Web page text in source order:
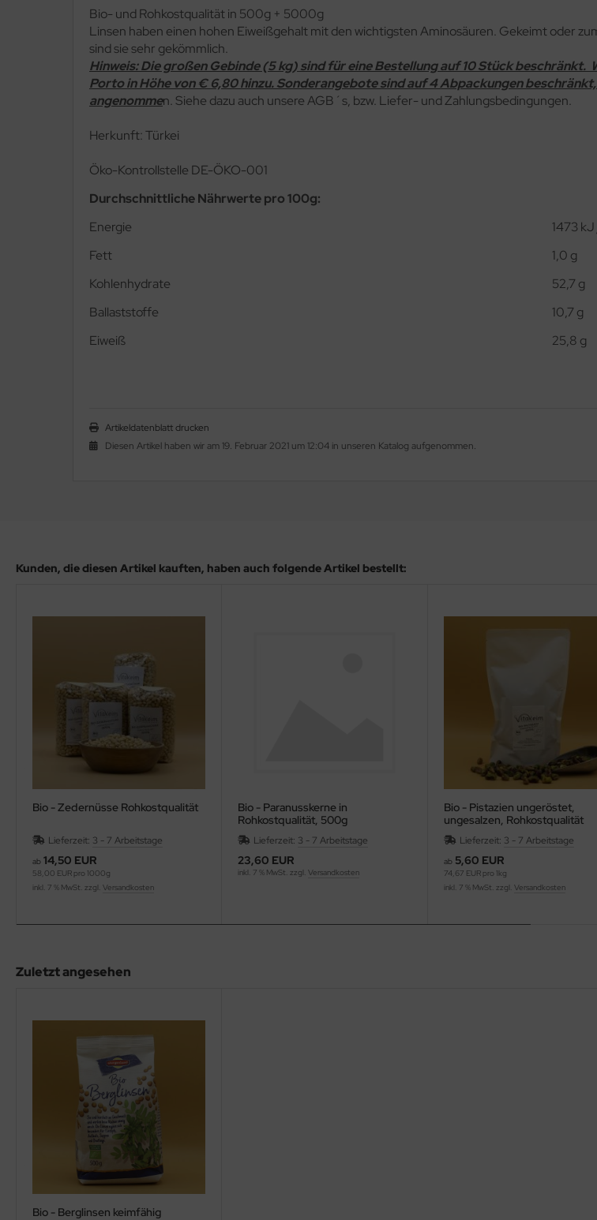
Bio- und Rohkostqualität in 500g + 5000g
Linsen haben einen hohen Eiweißgehalt mit den wichtigsten Aminosäuren. Gekeimt oder
sind sie sehr gekömmlich.
Hinweis: Die großen Gebinde (5 kg) sind für eine Bestellung auf 10 Stück beschränkt.
Porto in Höhe von € 6,80 hinzu. Sonderangebote sind auf 4 Abpackungen
angenommen. Siehe dazu auch unsere AGB´s, bzw. Liefer- und Zahlungsbedingungen.
Herkunft: Türkei
Öko-Kontrollstelle DE-ÖKO-001
Durchschnittliche Nährwerte pro 100g:
Energie
1473
Fett
1,0 g
Kohlenhydrate
52,7 g
Ballaststoffe
10,7 g
Eiweiß
25,8 g
Artikeldatenblatt drucken
Diesen Artikel haben wir am 19. Februar 2021 um 12:04 in unseren Katalog aufgenommen.
Kunden, die diesen Artikel kauften, haben auch folgende Artikel bestellt:
Bio - Zedernüsse Rohkostqualität
Lieferzeit: 3 - 7 Arbeitstage
ab 14,50 EUR
58,00 EUR pro 1000g
inkl. 7 % MwSt. zzgl. Versandkosten
Bio - Paranusskerne in
Rohkostqualität, 500g
Lieferzeit: 3 - 7 Arbeitstage
23,60 EUR
inkl. 7 % MwSt. zzgl.Versandkosten
Bio - Pistazien ungeröstet,
ungesalzen, Rohkostqualität
Lieferzeit: 3 - 7 Arbeitstage
ab 5,60 EUR
74,67 EUR pro 1kg
inkl. 7 % MwSt. zzgl. Versandkosten
Zuletzt angesehen
Bio - Berglinsen keimfähig